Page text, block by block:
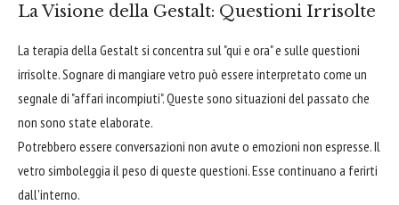
La Visione della Gestalt: Questioni Irrisolte
La terapia della Gestalt si concentra sul "qui e ora" e sulle questioni
irrisolte. Sognare di mangiare vetro può essere interpretato come un
segnale di "affari incompiuti". Queste sono situazioni del passato che
non sono state elaborate.
Potrebbero essere conversazioni non avute o emozioni non espresse. Il
vetro simboleggia il peso di queste questioni. Esse continuano a ferirti
dall'interno.